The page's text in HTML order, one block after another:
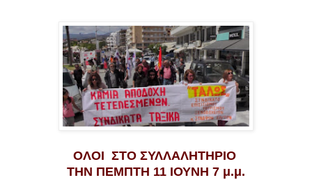
ΟΛΟΙ ΣΤΟ ΣΥΛΛΑΛΗΤΗΡΙΟ
ΤΗΝ ΠΕΜΠΤΗ 11 ΙΟΥΝΗ 7 μ.μ.